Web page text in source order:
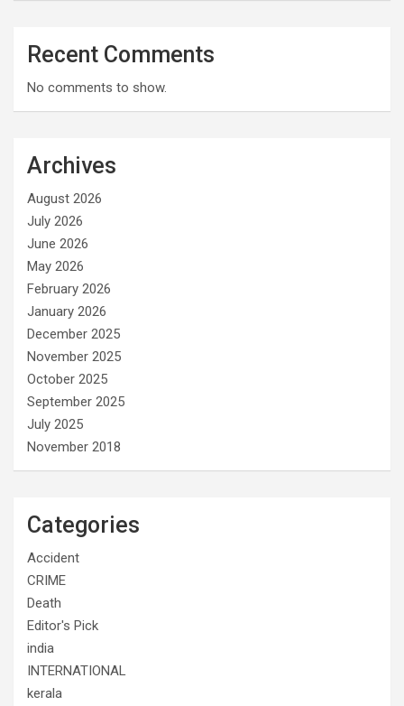
Recent Comments
No comments to show.
Archives
August 2026
July 2026
June 2026
May 2026
February 2026
January 2026
December 2025
November 2025
October 2025
September 2025
July 2025
November 2018
Categories
Accident
CRIME
Death
Editor's Pick
india
INTERNATIONAL
kerala